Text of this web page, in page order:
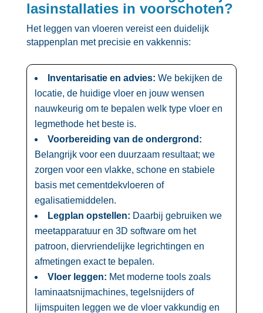
lasinstallaties in voorschoten?
Het leggen van vloeren vereist een duidelijk
stappenplan met precisie en vakkennis:
Inventarisatie en advies: We bekijken de
locatie, de huidige vloer en jouw wensen
nauwkeurig om te bepalen welk type vloer en
legmethode het beste is.​
Voorbereiding van de ondergrond:
Belangrijk voor een duurzaam resultaat; we
zorgen voor een vlakke, schone en stabiele
basis met cementdekvloeren of
egalisatiemiddelen.​
Legplan opstellen: Daarbij gebruiken we
meetapparatuur en 3D software om het
patroon, diervriendelijke legrichtingen en
afmetingen exact te bepalen.​
Vloer leggen: Met moderne tools zoals
laminaatsnijmachines, tegelsnijders of
lijmspuiten leggen we de vloer vakkundig en